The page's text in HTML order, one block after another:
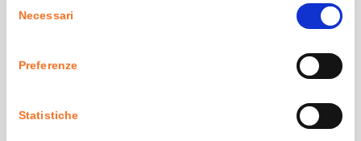
delNecessari
Preferenze
Statistiche
Controllo prezzi fornitore
fornitore/articolo
Fatturazione ricevimenti, addebiti da
fornitori, fatture e autofatture